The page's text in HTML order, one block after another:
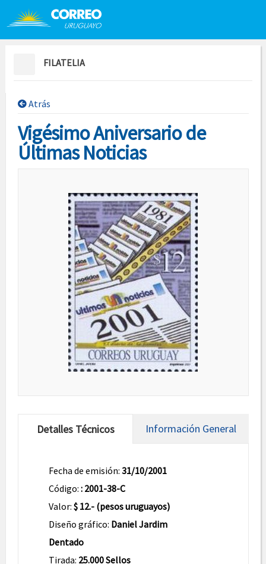
Saltar al contenido
FILATELIA
Atrás
Vigésimo Aniversario de
Últimas Noticias
Detalles Técnicos Información General
Fecha de emisión: 31/10/2001
Código: : 2001-38-C
Valor: $ 12.- (pesos uruguayos)
Diseño gráfico: Daniel Jardim
Dentado
Tirada: 25.000 Sellos